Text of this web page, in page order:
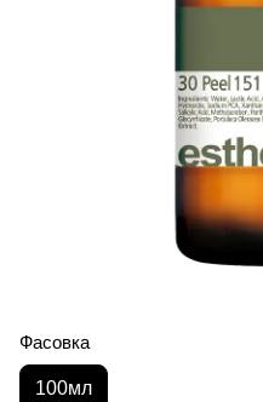
Фасовка
100мл